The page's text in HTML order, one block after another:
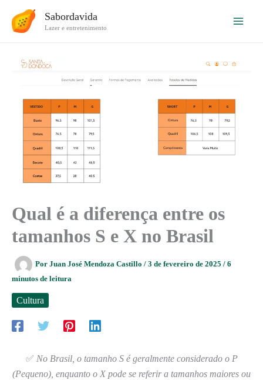
para
Sabordavida
Lazer e entretenimento
Qual é a diferença entre os
tamanhos S e X no Brasil
Por Juan José Mendoza Castillo / 3 de fevereiro de 2025 / 6
minutos de leitura
Cultura
✅ No Brasil, o tamanho S é geralmente considerado o P
(Pequeno), enquanto o X pode se referir a tamanhos maiores ou